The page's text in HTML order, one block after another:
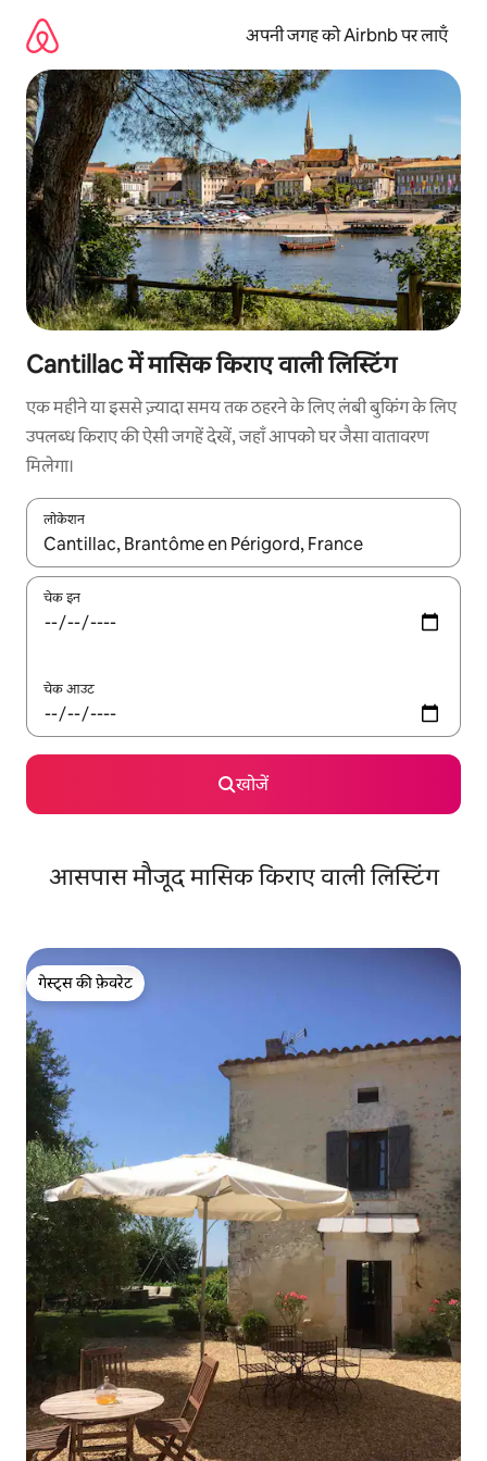
छोड़कर
सीधा
कॉन्टेंट
अपनी जगह को Airbnb पर लाएँ
Cantillac में मासिक किराए वाली लिस्टिंग
एक महीने या इससे ज़्यादा समय तक ठहरने के लिए लंबी बुकिंग के लिए
उपलब्ध किराए की ऐसी जगहें देखें, जहाँ आपको घर जैसा वातावरण
मिलेगा।
लोकेशन
नतीजों के उपलब्ध होने पर, अप और डाउन 'ऐरो की' का इस्तेमाल करके नेविगेट
चेक इन
चेक आउट
खोजें
आसपास मौजूद मासिक किराए वाली लिस्टिंग
गेस्ट्स की फ़ेवरेट
गेस्ट्स की फ़ेवरेट